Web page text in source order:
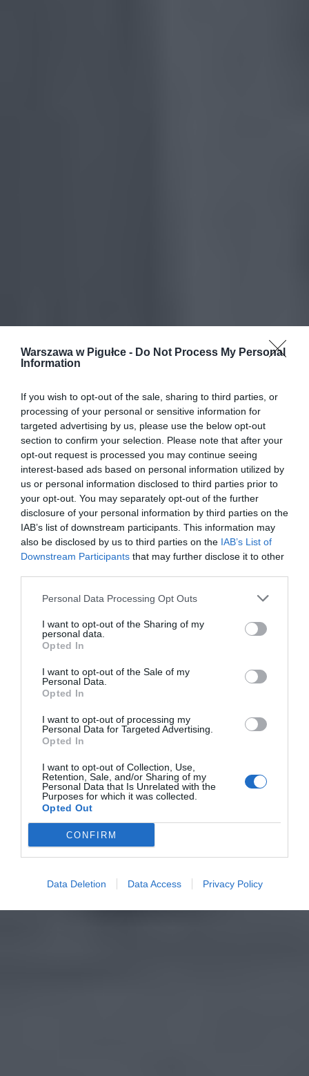
Warszawa w Pigułce - Do Not Process My Personal
Information
If you wish to opt-out of the sale, sharing to third parties, or
processing of your personal or sensitive information for
targeted advertising by us, please use the below opt-out
section to confirm your selection. Please note that after your
opt-out request is processed you may continue seeing
interest-based ads based on personal information utilized by
us or personal information disclosed to third parties prior to
your opt-out. You may separately opt-out of the further
disclosure of your personal information by third parties on the
IAB’s list of downstream participants. This information may
also be disclosed by us to third parties on the IAB’s List of
Downstream Participants that may further disclose it to other
Personal Data Processing Opt Outs
I want to opt-out of the Sharing of my
personal data.
Opted In
I want to opt-out of the Sale of my
Personal Data.
Opted In
I want to opt-out of processing my
Personal Data for Targeted Advertising.
Opted In
I want to opt-out of Collection, Use,
Retention, Sale, and/or Sharing of my
Personal Data that Is Unrelated with the
Purposes for which it was collected.
Opted Out
CONFIRM
Data Deletion Data Access Privacy Policy